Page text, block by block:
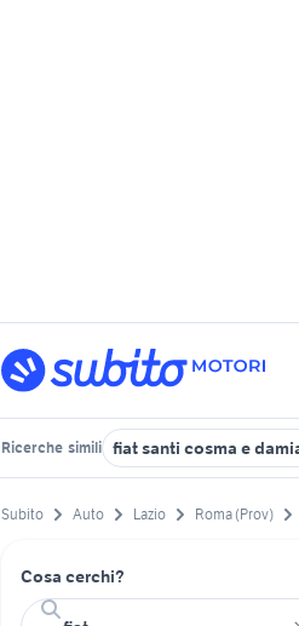
Ricerche simili fiat santi cosma e
Subito Auto Lazio Roma (Prov)
Cosa cerchi?